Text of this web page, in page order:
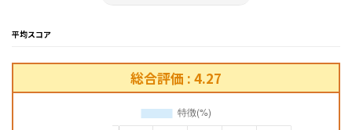
平均スコア
総合評価 : 4.27